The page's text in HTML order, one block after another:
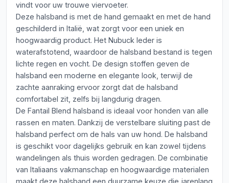
vindt voor uw trouwe viervoeter.
Deze halsband is met de hand gemaakt en met de hand
geschilderd in Italië, wat zorgt voor een uniek en
hoogwaardig product. Het Nubuck leder is
waterafstotend, waardoor de halsband bestand is tegen
lichte regen en vocht. De design stoffen geven de
halsband een moderne en elegante look, terwijl de
zachte aanraking ervoor zorgt dat de halsband
comfortabel zit, zelfs bij langdurig dragen.
De Fantail Blend halsband is ideaal voor honden van alle
rassen en maten. Dankzij de verstelbare sluiting past de
halsband perfect om de hals van uw hond. De halsband
is geschikt voor dagelijks gebruik en kan zowel tijdens
wandelingen als thuis worden gedragen. De combinatie
van Italiaans vakmanschap en hoogwaardige materialen
maakt deze halsband een duurzame keuze die jarenlang